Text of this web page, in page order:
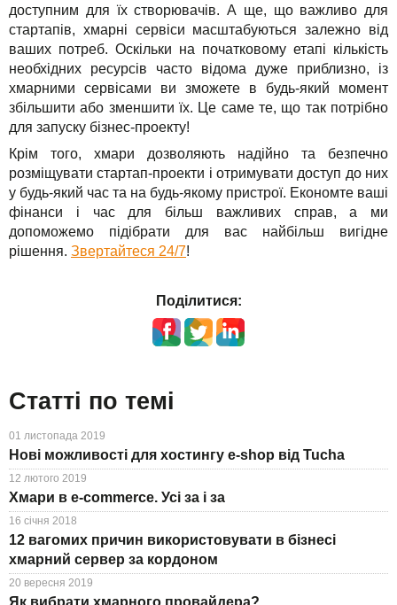
доступним для їх створювачів. А ще, що важливо для
стартапів, хмарні сервіси масштабуються залежно від
ваших потреб. Оскільки на початковому етапі кількість
необхідних ресурсів часто відома дуже приблизно, із
хмарними сервісами ви зможете в будь-який момент
збільшити або зменшити їх. Це саме те, що так потрібно
для запуску бізнес-проекту!
Крім того, хмари дозволяють надійно та безпечно
розміщувати стартап-проекти і отримувати доступ до них
у будь-який час та на будь-якому пристрої. Економте ваші
фінанси і час для більш важливих справ, а ми
допоможемо підібрати для вас найбільш вигідне
рішення. Звертайтеся 24/7!
Поділитися:
Статті по темі
01 листопада 2019
Нові можливості для хостингу e-shop від Tucha
12 лютого 2019
Хмари в e-commerce. Усі за і за
16 січня 2018
12 вагомих причин використовувати в бізнесі
хмарний сервер за кордоном
20 вересня 2019
Як вибрати хмарного провайдера?